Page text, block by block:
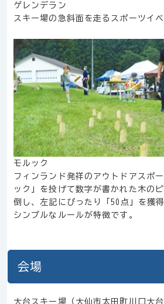
ゲレンデラン
スキー場の急斜面を走るスポーツイ
モルック
フィンランド発祥のアウトドアスポ
ック」を投げて数字が書かれた木の
倒し、左記にぴったり「50点」を獲
シンプルなルールが特徴です。
会場
大台スキー場（大仙市太田町川口大台